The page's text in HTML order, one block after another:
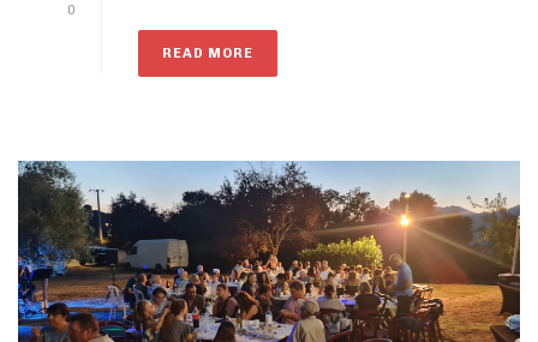
0
READ MORE